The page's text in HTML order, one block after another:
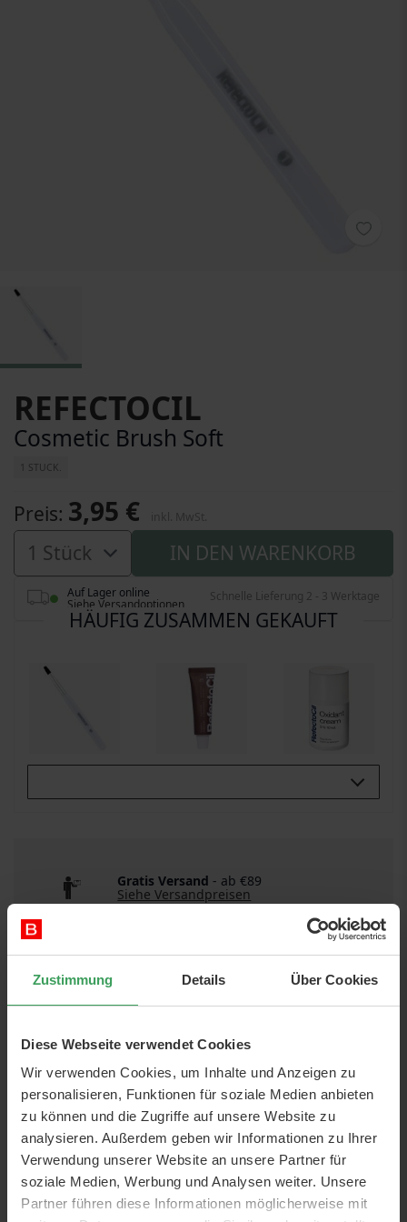
Zustimmung Details Über Cookies
Diese Webseite verwendet Cookies
Wir verwenden Cookies, um Inhalte und Anzeigen zu
personalisieren, Funktionen für soziale Medien anbieten
zu können und die Zugriffe auf unsere Website zu
analysieren. Außerdem geben wir Informationen zu Ihrer
Verwendung unserer Website an unsere Partner für
soziale Medien, Werbung und Analysen weiter. Unsere
Partner führen diese Informationen möglicherweise mit
DETAILS
Artikelnr.:
9856
Kategorie:
Make-up Haarfarben & Zubehör
REFECTOCIL
Cosmetic Brush Soft
1 STUCK.
Preis 3,95 €
IN DEN WARENKORB
Auf Lager online
Siehe Versandoptionen
Schnelle Lieferung 2 - 3 Werktage
HÄUFIG ZUSAMMEN GEKAUFT
Gratis Versand - ab €89
Siehe Versandpreisen